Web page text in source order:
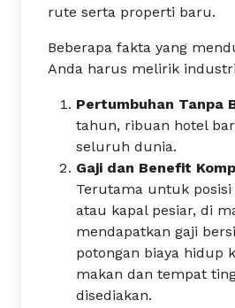
rute serta properti baru.
Beberapa fakta yang
Anda harus melirik
Pertumbuhan Tanpa
tahun, ribuan hotel
seluruh dunia.
Gaji dan Benefit
Terutama untuk
atau kapal pesiar, di
mendapatkan gaji
potongan biaya hidup
makan dan tempat
disediakan.